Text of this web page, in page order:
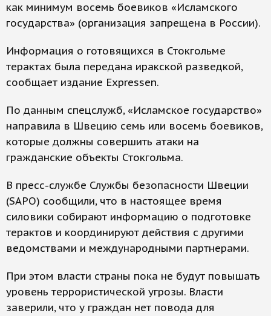
как минимум восемь боевиков «Исламского
государства» (организация запрещена в России).
Информация о готовящихся в Стокгольме
терактах была передана иракской разведкой,
сообщает издание Expressen.
По данным спецслужб, «Исламское государство»
направила в Швецию семь или восемь боевиков,
которые должны совершить атаки на
гражданские объекты Стокгольма.
В пресс-службе Службы безопасности Швеции
(SAPO) сообщили, что в настоящее время
силовики собирают информацию о подготовке
терактов и координируют действия с другими
ведомствами и международными партнерами.
При этом власти страны пока не будут повышать
уровень террористической угрозы. Власти
заверили, что у граждан нет повода для